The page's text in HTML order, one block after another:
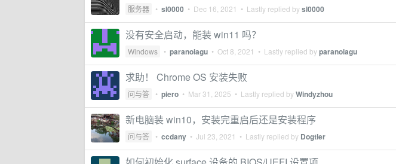
服务器 • sl0000 • Dec 16, 2021 • Lastly replied bysl0000
没有安全启动，能装 win11 吗？
Windows • paranoiagu • Oct 8, 2021 • Lastly replied byparanoiagu
求助！ Chrome OS 安装失败
问与答 • piero • Mar 31, 2025 • Lastly replied byWindyzhou
新电脑装 win10，安装完重启后还是安装程序
问与答 • ccdany • Jul 23, 2021 • Lastly replied by Dogtler